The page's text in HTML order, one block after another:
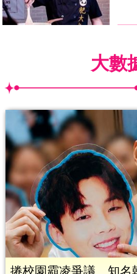
大數
捲校園霸凌爭議 知名